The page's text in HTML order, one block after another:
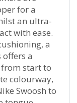
for a
an ultra-
with ease.
a
a
start to
colourway,
Swoosh to